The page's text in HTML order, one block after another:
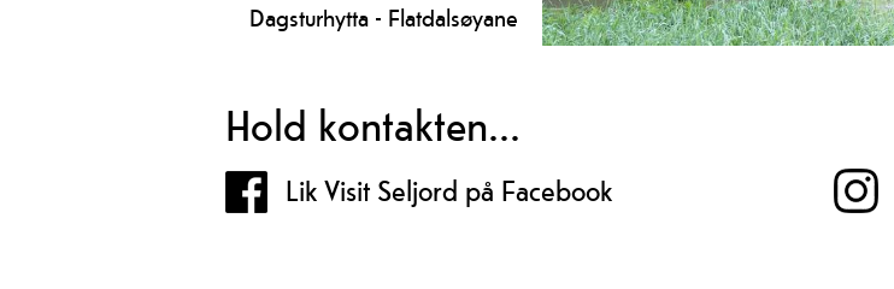
Dagsturhytta - Flatdalsøyane
Hold kontakten...
Lik Visit Seljord på Facebook